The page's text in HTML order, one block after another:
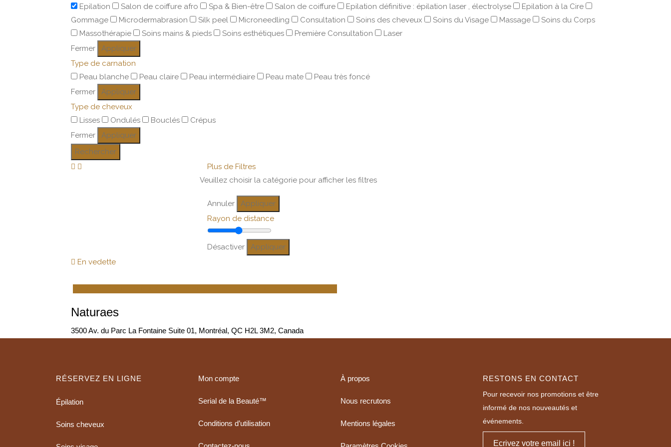
Epilation
Salon de coiffure afro Spa & Bien-être Salon de coiffure Epilation définitive : épilation laser , électrolyse
Epilation à la Cire
Gommage
Microdermabrasion Silk peel Microneedling Consultation Soins des cheveux Soins du Visage Massage
Soins du Corps
Massothérapie
Soins mains & pieds Soins esthétiques Première Consultation
Laser
Fermer
Appliquer
Type de carnation
Peau blanche
Peau claire Peau intermédiaire Peau mate
Peau très foncé
Fermer
Appliquer
Type de cheveux
Lisses
Ondulés Bouclés
Crépus
Fermer
Appliquer
Rechercher
Plus de Filtres
Veuillez choisir la catégorie pour afficher les filtres
Annuler
Appliquer
Rayon de distance
Désactiver
Appliquer
En vedette
Naturaes
3500 Av. du Parc La Fontaine Suite 01, Montréal, QC H2L 3M2, Canada
RÉSERVEZ EN LIGNE
Épilation
Soins cheveux
Mon compte
Serial de la Beauté™
Conditions d’utilisation
À propos
Nous recrutons
Mentions légales
RESTONS EN CONTACT
Pour recevoir nos promotions et être
informé de nos nouveautés et
événements.
Ecrivez votre email ici !